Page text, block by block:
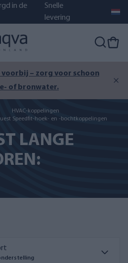
in de
Snelle
levering
voorbij – zorg voor schoon
of bronwater.
HVAC-koppelingen
Speedfit-hoek- en -bochtkoppelingen
LANGE